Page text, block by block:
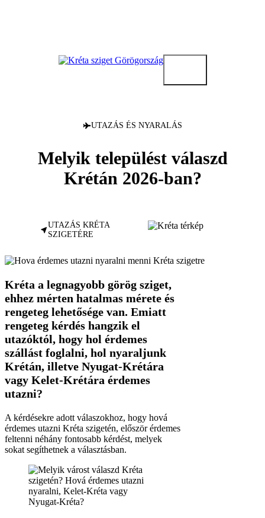
UTAZÁS ÉS NYARALÁS
Melyik települést válaszd
Krétán 2026-ban?
UTAZÁS KRÉTA
SZIGETÉRE
Kréta a legnagyobb görög sziget,
ehhez mérten hatalmas mérete és
rengeteg lehetősége van. Emiatt
rengeteg kérdés hangzik el
utazóktól, hogy hol érdemes
szállást foglalni, hol nyaraljunk
Krétán, illetve Nyugat-Krétára
vagy Kelet-Krétára érdemes
utazni?
A kérdésekre adott válaszokhoz, hogy hová
érdemes utazni Kréta szigetén, először érdemes
feltenni néhány fontosabb kérdést, melyek
sokat segíthetnek a választásban.